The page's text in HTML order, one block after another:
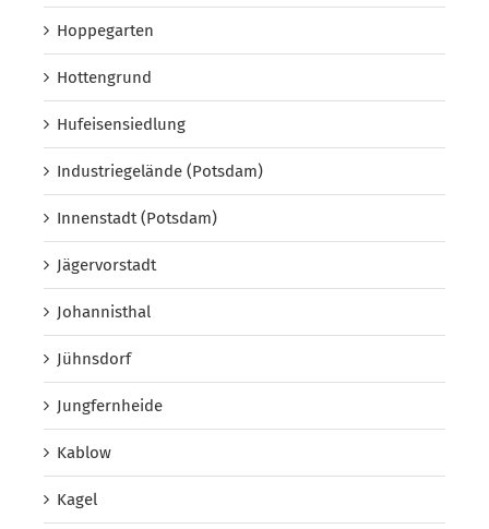
Hoppegarten
Hottengrund
Hufeisensiedlung
Industriegelände (Potsdam)
Innenstadt (Potsdam)
Jägervorstadt
Johannisthal
Jühnsdorf
Jungfernheide
Kablow
Kagel